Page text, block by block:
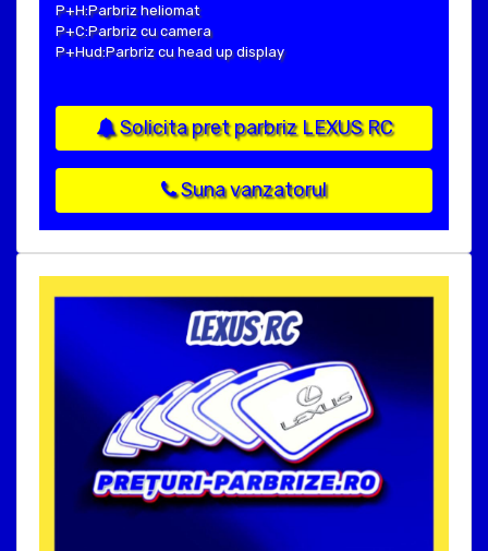
P+H:Parbriz heliomat
P+C:Parbriz cu camera
P+Hud:Parbriz cu head up display
Solicita pret parbriz LEXUS RC
Suna vanzatorul